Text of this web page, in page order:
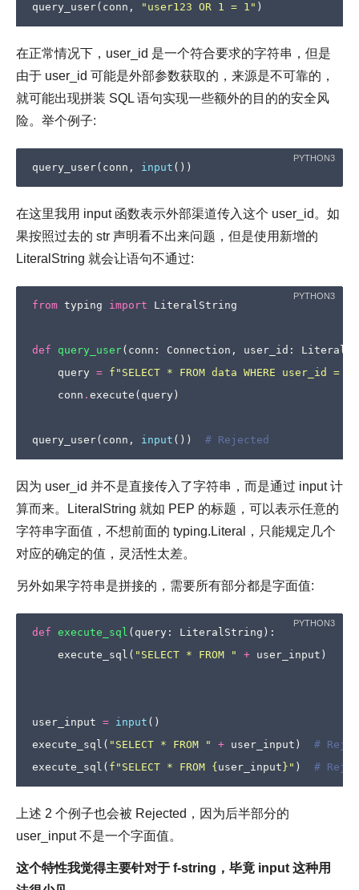
query_user( conn , "user123 OR 1 = 1" )
在正常情况下，user_id 是一个符合要求的字符串，但是
由于 user_id 可能是外部参数获取的，来源是不可靠的，
就可能出现拼装 SQL 语句实现一些额外的目的的安全风
险。举个例子:
query_user( conn , input ())
在这里我用 input 函数表示外部渠道传入这个 user_id。如
果按照过去的 str 声明看不出来问题，但是使用新增的
LiteralString 就会让语句不通过:
from typing import LiteralString
def query_user( conn : Connection , user_id :
query = f "SELECT * FROM data WHERE user_id =
conn . execute ( query )
query_user( conn , input ()) # Rejected
因为 user_id 并不是直接传入了字符串，而是通过 input 计
算而来。LiteralString 就如 PEP 的标题，可以表示任意的
字符串字面值，不想前面的 typing.Literal，只能规定几个
对应的确定的值，灵活性太差。
另外如果字符串是拼接的，需要所有部分都是字面值:
def execute_sql ( query : LiteralString ):
execute_sql ( "SELECT * FROM " + user_input )
user_input = input ()
execute_sql ( "SELECT * FROM " + user_input )
#
execute_sql ( f "SELECT * FROM { user_input } " ) #
上述 2 个例子也会被 Rejected，因为后半部分的
user_input 不是一个字面值。
这个特性我觉得主要针对于 f-string，毕竟 input 这种用